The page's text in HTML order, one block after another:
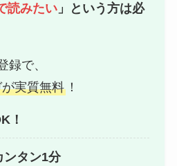
読みたい 」という方は必
録で、
実質無料 ！
！
ンタン1分